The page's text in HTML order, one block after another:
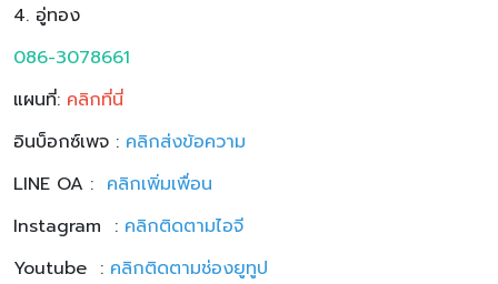
4. อู่ทอง
086-3078661
แผนที่: คลิกที่นี่
อินบ็อกซ์เพจ : คลิกส่งข้อความ
LINE OA : คลิกเพิ่มเพื่อน
Instagram : คลิกติดตามไอจี
Youtube : คลิกติดตามช่องยูทูป